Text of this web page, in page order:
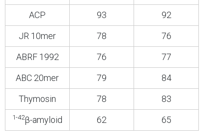
ACP 93 92
JR 10mer 78 76
ABRF 1992 76 77
ABC 20mer 79 84
Thymosin 78 83
1-42β-amyloid 62 65